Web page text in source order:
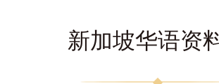
新加坡华语资